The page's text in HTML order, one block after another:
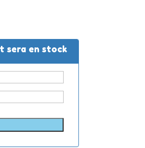
sera en stock